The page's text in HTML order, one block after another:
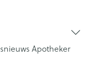
Apotheker